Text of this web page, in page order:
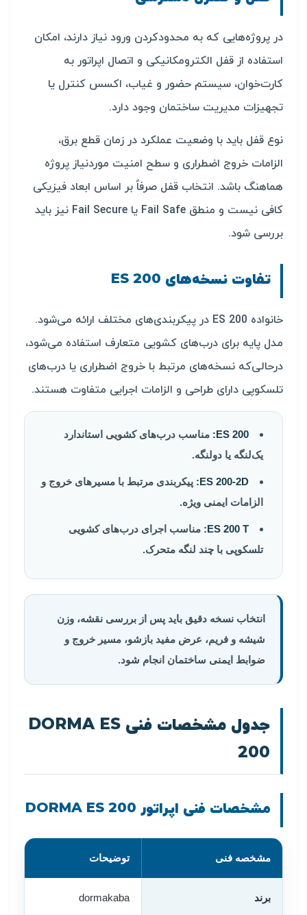
در پروژه‌هایی که به محدودکردن ورود نیاز دارند، امکان
استفاده از قفل الکترومکانیکی و اتصال اپراتور به
کارت‌خوان، سیستم حضور و غیاب، اکسس کنترل یا
تجهیزات مدیریت ساختمان وجود دارد.
نوع قفل باید با وضعیت عملکرد در زمان قطع برق،
الزامات خروج اضطراری و سطح امنیت موردنیاز پروژه
هماهنگ باشد. انتخاب قفل صرفاً بر اساس ابعاد فیزیکی
کافی نیست و منطق Fail Safe یا Fail Secure نیز باید
بررسی شود.
تفاوت نسخه‌های ES 200
خانواده ES 200 در پیکربندی‌های مختلف ارائه می‌شود.
مدل پایه برای درب‌های کشویی متعارف استفاده می‌شود،
درحالی‌که نسخه‌های مرتبط با خروج اضطراری یا درب‌های
تلسکوپی دارای طراحی و الزامات اجرایی متفاوت هستند.
ES 200: مناسب درب‌های کشویی استاندارد
یک‌لنگه یا دولنگه.
ES 200-2D: پیکربندی مرتبط با مسیرهای خروج و
الزامات ایمنی ویژه.
ES 200 T: مناسب اجرای درب‌های کشویی
تلسکوپی با چند لنگه متحرک.
انتخاب نسخه دقیق باید پس از بررسی نقشه، وزن
شیشه و فریم، عرض مفید بازشو، مسیر خروج و
ضوابط ایمنی ساختمان انجام شود.
جدول مشخصات فنی DORMA ES
200
مشخصات فنی اپراتور DORMA ES 200
مشخصه فنی توضیحات
برند dormakaba